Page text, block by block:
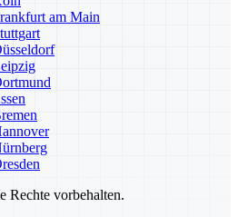
am Main
vorbehalten.